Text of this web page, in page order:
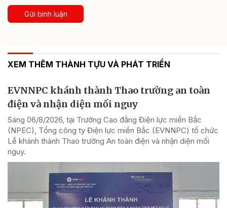
Gửi bình luận
XEM THÊM THÀNH TỰU VÀ PHÁT TRIỂN
EVNNPC khánh thành Thao trường an toàn
điện và nhận diện mối nguy
Sáng 06/8/2026, tại Trường Cao đẳng Điện lực miền Bắc
(NPEC), Tổng công ty Điện lực miền Bắc (EVNNPC) tổ chức
Lễ khánh thành Thao trường An toàn điện và nhận diện mối
nguy.